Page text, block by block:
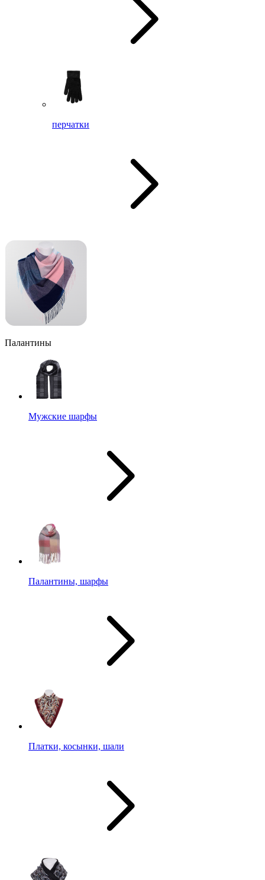
перчатки
Палантины
Мужские шарфы
Палантины, шарфы
Платки, косынки, шали